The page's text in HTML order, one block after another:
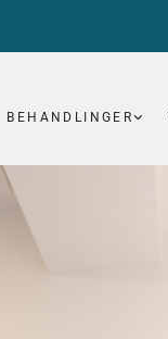
BEHANDLINGER